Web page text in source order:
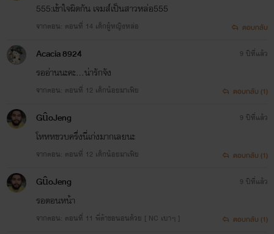
555:เข้าใจผิดกัน เจมส์เป็นสาวหล่อ555
จากตอน: ตอนที่ 14 เด็กผู้หญิงหล่อ ตอบกลับ
Acacia 8924
รออ่านนะคะ...น่ารักจัง
จากตอน: ตอนที่ 12 เด็กน้อยมาเฟีย
9 ปีที่แล้ว
ตอบกลับ (1)
GûoJeng
โหหหขวบครึ่งนี่เก่งมากเลยนะ
จากตอน: ตอนที่ 12 เด็กน้อยมาเฟีย
9 ปีที่แล้ว
ตอบกลับ (1)
GûoJeng
รอตอนหน้า
จากตอน: ตอนที่ 11 พี่ต้าขอนอนด้วย [ NC เบาๆ ]
9 ปีที่แล้ว
ตอบกลับ (1)